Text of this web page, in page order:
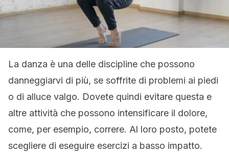
La danza è una delle discipline che possono
danneggiarvi di più, se soffrite di problemi ai piedi
o di alluce valgo. Dovete quindi evitare questa e
altre attività che possono intensificare il dolore,
come, per esempio, correre. Al loro posto, potete
scegliere di eseguire esercizi a basso impatto.